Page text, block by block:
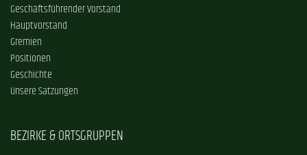
Geschäftsführender Vorstand
Hauptvorstand
Gremien
Positionen
Geschichte
Unsere Satzungen
BEZIRKE & ORTSGRUPPEN